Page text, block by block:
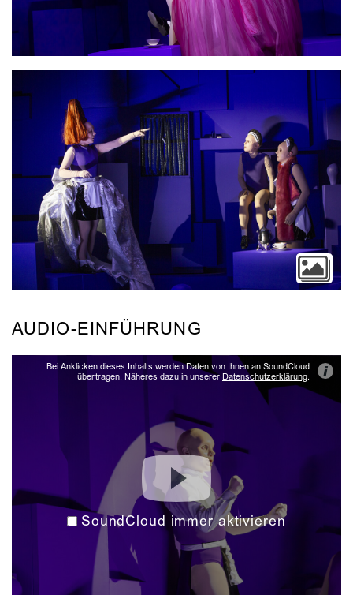
Video
AUDIO-EINFÜHRUNG
Bei Anklicken dieses Inhalts werden Daten von Ihnen an SoundCloud
übertragen. Näheres dazu in unsererDatenschutzerklärung. i
SoundCloud immer aktivieren